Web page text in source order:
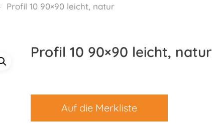
Profil 10 90×90 leicht, natur
Profil 10 90×90 leicht, natur
Auf die Merkliste